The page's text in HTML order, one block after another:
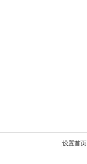
设置首页